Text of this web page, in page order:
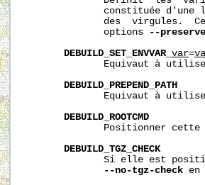
constituée d'une
des  virgules.
              options
--
DEBUILD_SET_ENVVAR_ var=
Equivaut à
DEBUILD_PREPEND_PATH
Equivaut à
DEBUILD_ROOTCMD
Positionner cette
DEBUILD_TGZ_CHECK
Si elle est
--no-tgz-check en